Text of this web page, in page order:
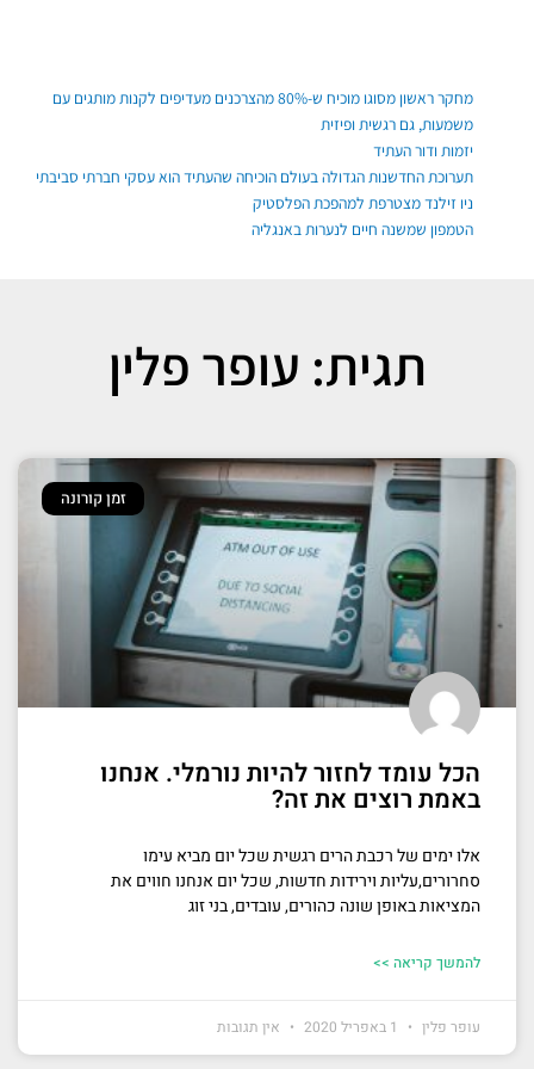
מחקר ראשון מסוגו מוכיח ש-80% מהצרכנים מעדיפים לקנות מותגים עם
משמעות, גם רגשית ופיזית
יזמות ודור העתיד
תערוכת החדשנות הגדולה בעולם הוכיחה שהעתיד הוא עסקי חברתי סביבתי
ניו זילנד מצטרפת למהפכת הפלסטיק
הטמפון שמשנה חיים לנערות באנגליה
תגית: עופר פלין
זמן קורונה
הכל עומד לחזור להיות נורמלי. אנחנו
באמת רוצים את זה?
אלו ימים של רכבת הרים רגשית שכל יום מביא עימו
סחרורים,עליות וירידות חדשות, שכל יום אנחנו חווים את
המציאות באופן שונה כהורים, עובדים, בני זוג
להמשך קריאה >>
עופר פלין אין תגובות